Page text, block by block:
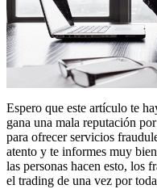
Espero que este artículo te
gana una mala reputación
para ofrecer servicios
atento y te informes muy
las personas hacen esto, los
el trading de una vez por